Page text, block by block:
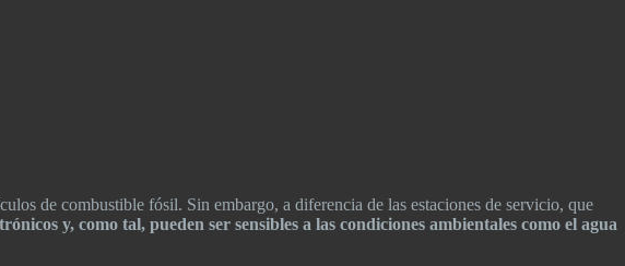
de combustible fósil. Sin embargo, a diferencia de las estaciones de servicio, que
y, como tal, pueden ser sensibles a las condiciones ambientales como el agua